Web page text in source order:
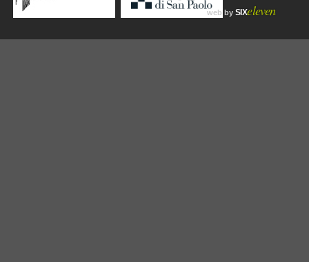
web by SIXeleven